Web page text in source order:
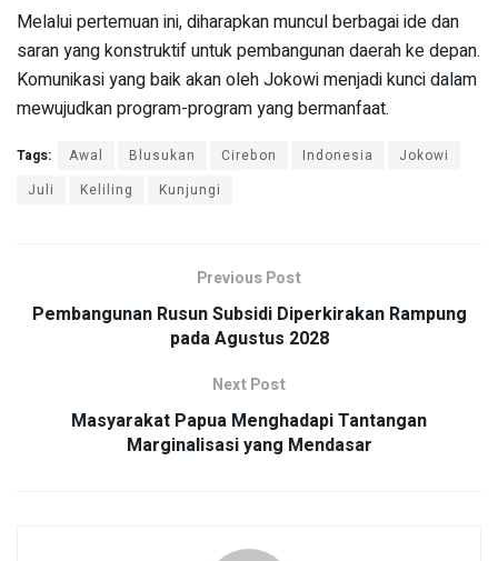
Melalui pertemuan ini, diharapkan muncul berbagai ide dan
saran yang konstruktif untuk pembangunan daerah ke depan.
Komunikasi yang baik akan oleh Jokowi menjadi kunci dalam
mewujudkan program-program yang bermanfaat.
Tags: Awal Blusukan Cirebon Indonesia
Jokowi
Juli
Keliling Kunjungi
Previous Post
Pembangunan Rusun Subsidi Diperkirakan Rampung
pada Agustus 2028
Next Post
Masyarakat Papua Menghadapi Tantangan
Marginalisasi yang Mendasar